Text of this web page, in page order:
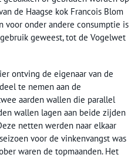
de Haagse kok Francois Blom
voor onder andere consumptie is
geweest, tot de Vogelwet
ontving de eigenaar van de
te nemen aan de
aarden wallen die parallel
wallen lagen aan beide zijden
netten werden naar elkaar
voor de vinkenvangst was
waren de topmaanden. Het